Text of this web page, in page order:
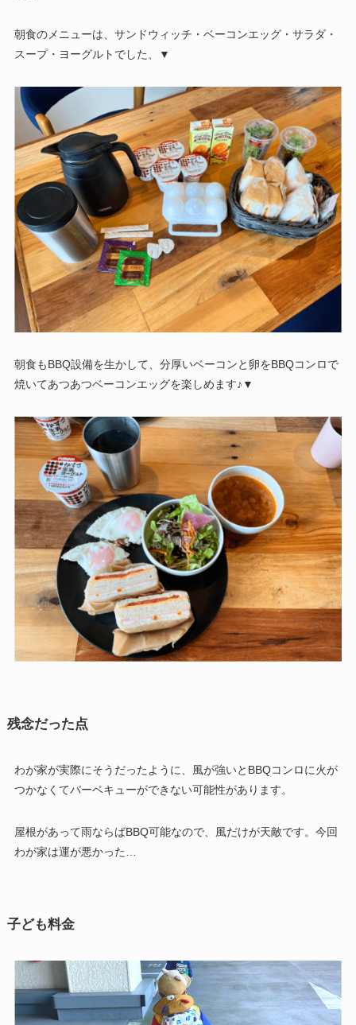
朝食のメニューは、サンドウィッチ・ベーコンエッグ・サラダ・
スープ・ヨーグルトでした、▼
朝食もBBQ設備を生かして、分厚いベーコンと卵をBBQコンロで
焼いてあつあつベーコンエッグを楽しめます♪▼
残念だった点
わが家が実際にそうだったように、風が強いとBBQコンロに火が
つかなくてバーベキューができない可能性があります。
屋根があって雨ならばBBQ可能なので、風だけが天敵です。今回
わが家は運が悪かった…
子ども料金